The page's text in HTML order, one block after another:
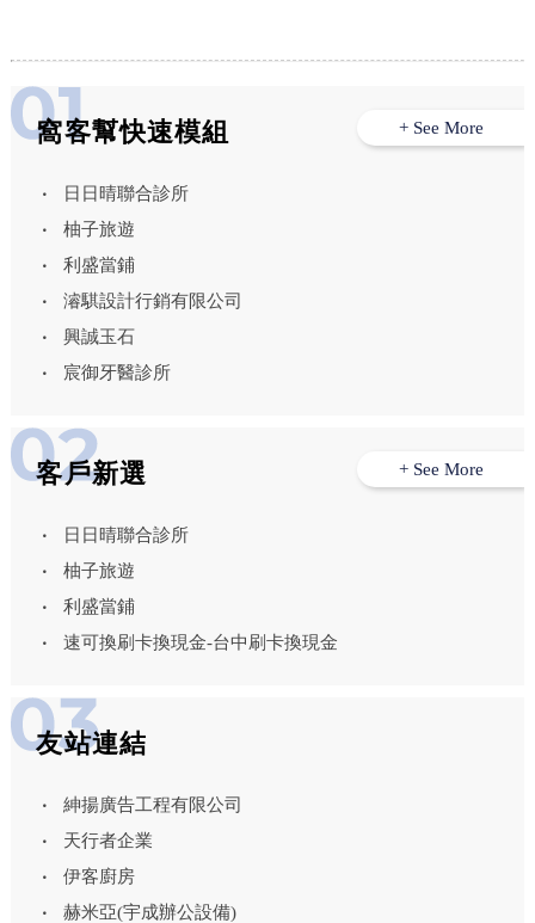
窩客幫快速模組
日日晴聯合診所
柚子旅遊
利盛當鋪
濬騏設計行銷有限公司
興誠玉石
宸御牙醫診所
+ See More
客戶新選
日日晴聯合診所
柚子旅遊
利盛當鋪
速可換刷卡換現金-台中刷卡換現金
+ See More
友站連結
紳揚廣告工程有限公司
天行者企業
伊客廚房
赫米亞(宇成辦公設備)